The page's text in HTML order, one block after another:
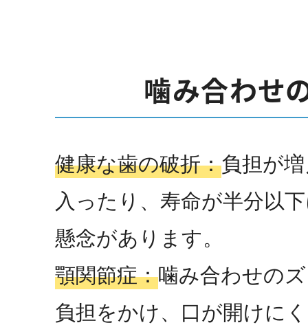
噛み合わせ
健康な歯の破折：負担が
入ったり、寿命が半分以
懸念があります。
顎関節症：噛み合わせの
負担をかけ、口が開けに